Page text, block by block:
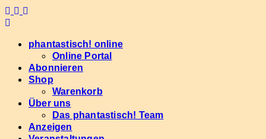
Skip
to
phantastisch! online
Online Portal
Abonnieren
Shop
Warenkorb
Über uns
Das phantastisch! Team
Anzeigen